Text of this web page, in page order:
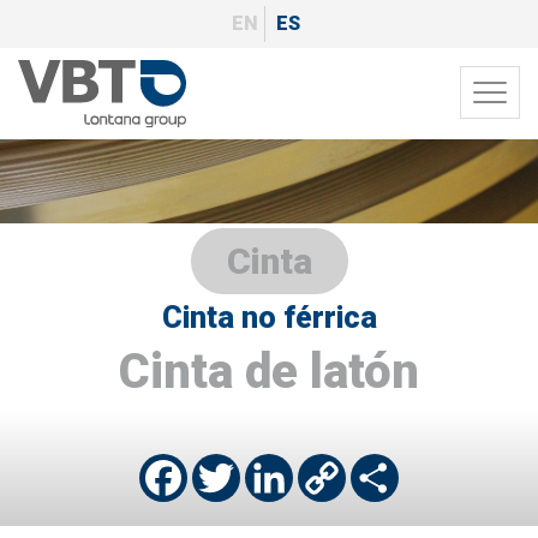
contenido
EN ES
Cinta
Cinta no férrica
Cinta de latón
Facebook
Twitter LinkedInCopy
Link